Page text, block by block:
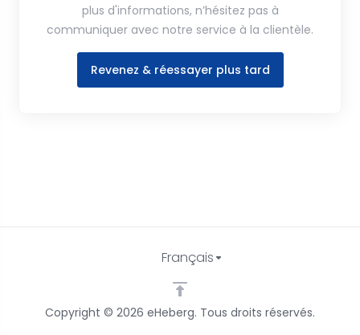
plus d'informations, n’hésitez pas à
communiquer avec notre service à la clientèle.
Revenez & réessayer plus tard
Copyright © 2026 eHeberg. Tous droits réservés.
Français